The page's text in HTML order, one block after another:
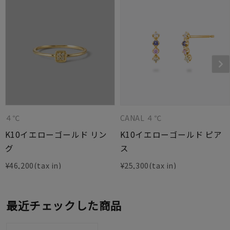
４℃
K10イエローゴールド リン
グ
¥46,200
CANAL ４℃
K10イエローゴールド ピア
ス
¥25,300
最近チェックした商品